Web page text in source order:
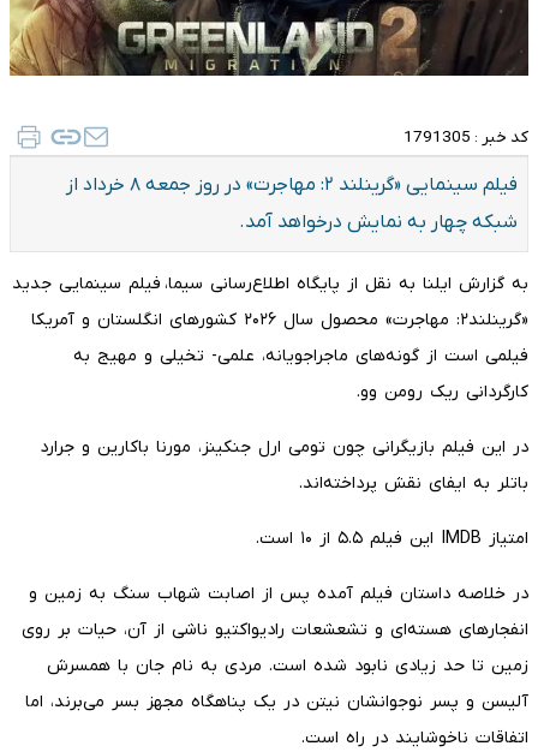
کد خبر : 1791305
فیلم سینمایی «گرینلند ۲: مهاجرت» در روز جمعه ۸ خرداد از
شبکه چهار به نمایش درخواهد آمد.
به گزارش ایلنا به نقل از پایگاه اطلاع‌رسانی سیما، فیلم سینمایی جدید
«گرینلند۲: مهاجرت» محصول سال ۲۰۲۶ کشورهای انگلستان و آمریکا
فیلمی است از گونه‌های ماجراجویانه، علمی- تخیلی و مهیج به
کارگردانی ریک رومن وو.
در این فیلم بازیگرانی چون تومی ارل جنکینز، مورنا باکارین و جرارد
باتلر به ایفای نقش پرداخته‌اند.
امتیاز IMDB این فیلم ۵.۵ از ۱۰ است.
در خلاصه داستان فیلم آمده پس از اصابت شهاب سنگ به زمین و
انفجارهای هسته‌ای و تشعشعات رادیواکتیو ناشی از آن، حیات بر روی
زمین تا حد زیادی نابود شده است. مردی به نام جان با همسرش
آلیسن و پسر نوجوانشان نیتن در یک پناهگاه مجهز بسر می‌برند، اما
اتفاقات ناخوشایند در راه است.